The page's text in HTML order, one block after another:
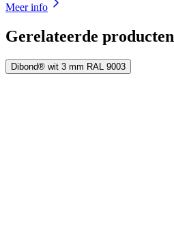
Meer info
Gerelateerde producten
Dibond® wit 3 mm RAL 9003